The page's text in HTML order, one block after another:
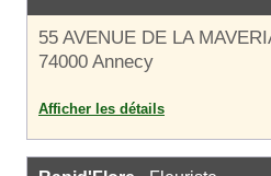
55 AVENUE DE LA
74000 Annecy
Afficher les détails